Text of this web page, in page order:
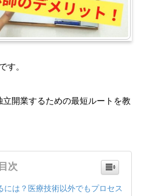
す。
開業するための最短ルートを教
目次
には？医療技術以外でもプロセス